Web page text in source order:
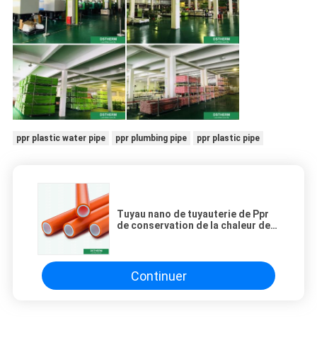
ppr plastic water pipe ppr plumbing pipe ppr plastic pipe
Tuyau nano de tuyauterie de Ppr
de conservation de la chaleur de
Continuer